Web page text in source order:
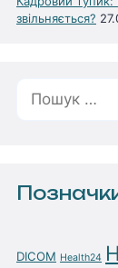
звільняється?
DICOM Health24